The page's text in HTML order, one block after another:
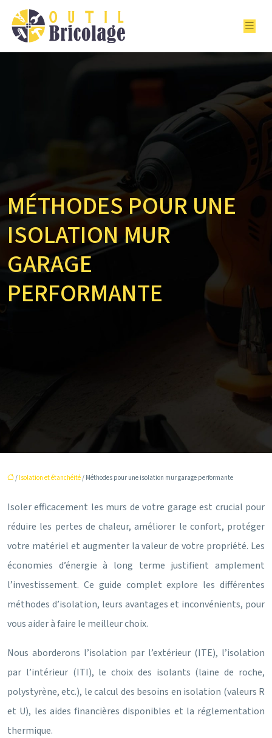
MÉTHODES POUR UNE
ISOLATION MUR
GARAGE
PERFORMANTE
/ Isolation et étanchéité/ Méthodes pour une isolation mur garage performante
Isoler efficacement les murs de votre garage est crucial pour
réduire les pertes de chaleur, améliorer le confort, protéger
votre matériel et augmenter la valeur de votre propriété. Les
économies d’énergie à long terme justifient amplement
l’investissement. Ce guide complet explore les différentes
méthodes d’isolation, leurs avantages et inconvénients, pour
vous aider à faire le meilleur choix.
Nous aborderons l’isolation par l’extérieur (ITE), l’isolation
par l’intérieur (ITI), le choix des isolants (laine de roche,
polystyrène, etc.), le calcul des besoins en isolation (valeurs R
et U), les aides financières disponibles et la réglementation
thermique.